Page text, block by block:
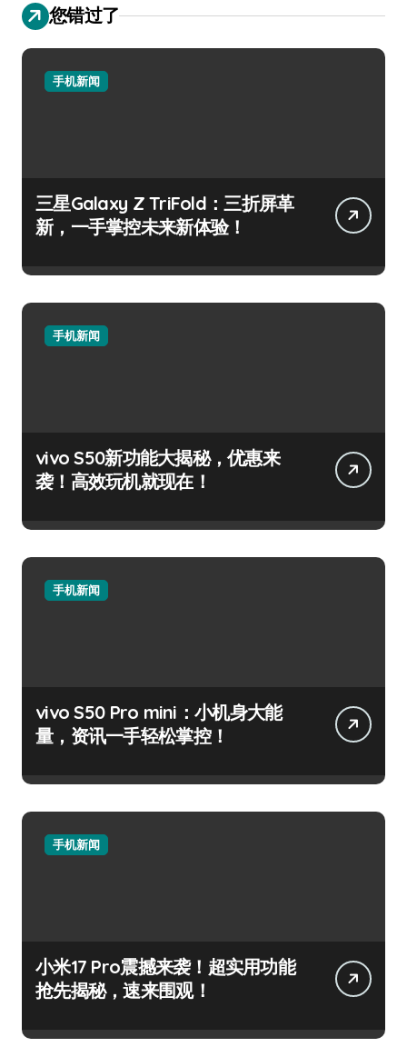
您错过了
手机新闻
三星Galaxy Z TriFold：三折屏革
新，一手掌控未来新体验！
手机新闻
vivo S50新功能大揭秘，优惠来
袭！高效玩机就现在！
手机新闻
vivo S50 Pro mini：小机身大能
量，资讯一手轻松掌控！
手机新闻
小米17 Pro震撼来袭！超实用功能
抢先揭秘，速来围观！